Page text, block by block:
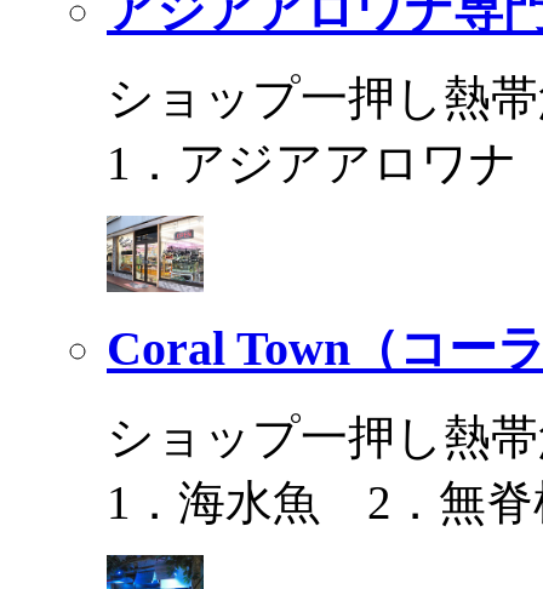
ショップ一押し熱
1．アジアアロワ
Coral Town（コー
ショップ一押し熱
1．海水魚 2．無脊